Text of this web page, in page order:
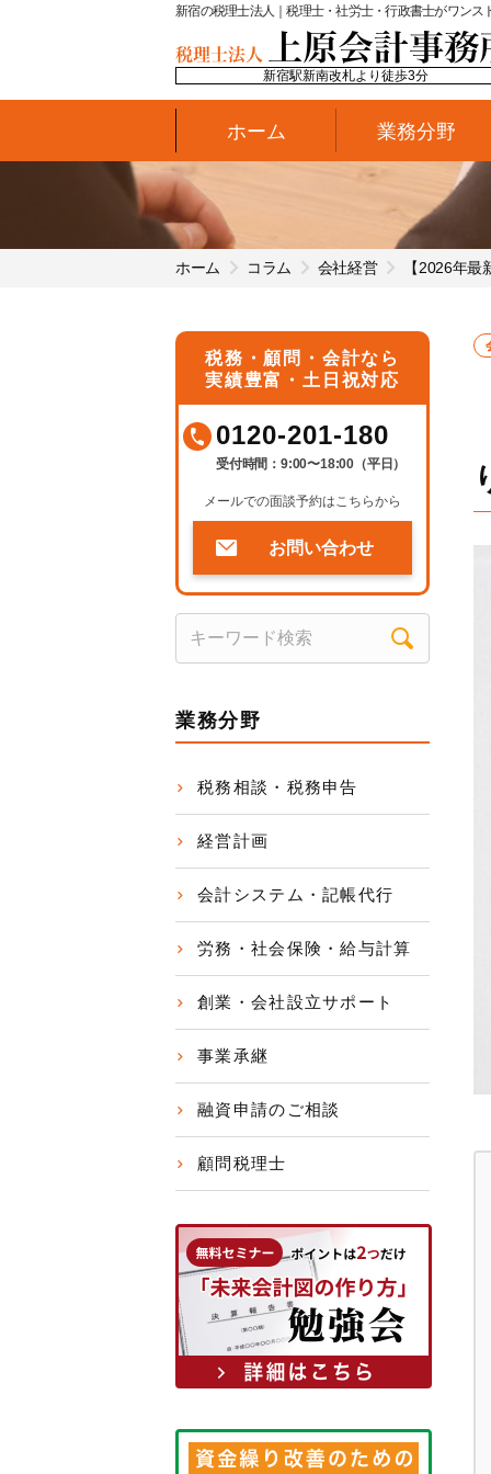
新宿の税理士法人｜税理士・社労士・行政書士がワンス
新宿駅新南改札より徒歩3分
ホーム 業務分野
ホーム コラム 会社経営 【2026年
税務・顧問・会計なら
実績豊富・土日祝対応
0120-201-180
受付時間：9:00〜18:00（平日）
メールでの面談予約はこちらから
お問い合わせ
業務分野
税務相談・税務申告
経営計画
会計システム・記帳代行
労務・社会保険・給与計算
創業・会社設立サポート
事業承継
融資申請のご相談
顧問税理士